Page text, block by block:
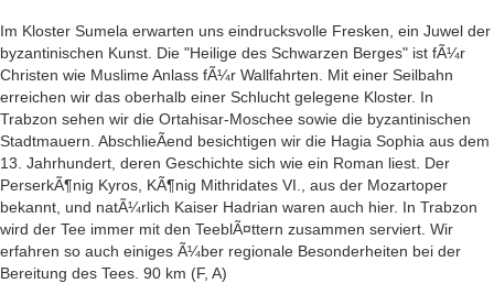
Im Kloster Sumela erwarten uns eindrucksvolle Fresken, ein Juwel der
byzantinischen Kunst. Die "Heilige des Schwarzen Berges" ist fÃ¼r
Christen wie Muslime Anlass fÃ¼r Wallfahrten. Mit einer Seilbahn
erreichen wir das oberhalb einer Schlucht gelegene Kloster. In
Trabzon sehen wir die Ortahisar-Moschee sowie die byzantinischen
Stadtmauern. AbschlieÃend besichtigen wir die Hagia Sophia aus dem
13. Jahrhundert, deren Geschichte sich wie ein Roman liest. Der
PerserkÃ¶nig Kyros, KÃ¶nig Mithridates VI., aus der Mozartoper
bekannt, und natÃ¼rlich Kaiser Hadrian waren auch hier. In Trabzon
wird der Tee immer mit den TeeblÃ¤ttern zusammen serviert. Wir
erfahren so auch einiges Ã¼ber regionale Besonderheiten bei der
Bereitung des Tees. 90 km (F, A)